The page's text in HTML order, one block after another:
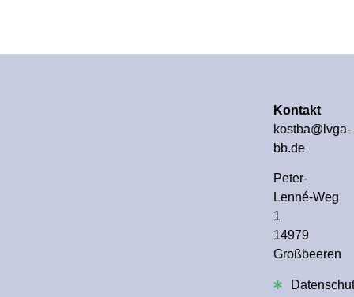
Kontakt
kostba@lvga-
bb.de
Peter-
Lenné-Weg
1
14979
Großbeeren